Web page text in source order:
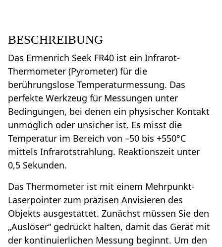
BESCHREIBUNG
Das Ermenrich Seek FR40 ist ein Infrarot-
Thermometer (Pyrometer) für die
berührungslose Temperaturmessung. Das
perfekte Werkzeug für Messungen unter
Bedingungen, bei denen ein physischer Kontakt
unmöglich oder unsicher ist. Es misst die
Temperatur im Bereich von –50 bis +550°C
mittels Infrarotstrahlung. Reaktionszeit unter
0,5 Sekunden.
Das Thermometer ist mit einem Mehrpunkt-
Laserpointer zum präzisen Anvisieren des
Objekts ausgestattet. Zunächst müssen Sie den
„Auslöser“ gedrückt halten, damit das Gerät mit
der kontinuierlichen Messung beginnt. Um den